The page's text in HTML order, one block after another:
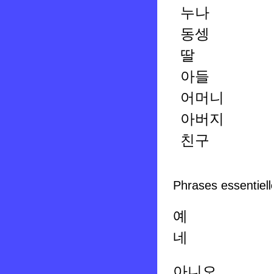
누나
동셍
딸
아들
어머니
아버지
친구
Phrases
예
네